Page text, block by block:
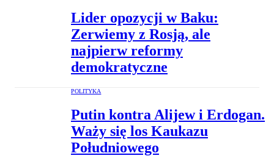
Lider opozycji w Baku:
Zerwiemy z Rosją, ale
najpierw reformy
demokratyczne
POLITYKA
Putin kontra Alijew i Erdogan.
Waży się los Kaukazu
Południowego